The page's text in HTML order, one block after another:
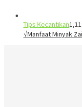
Tips Kecantikan
√Manfaat Minyak